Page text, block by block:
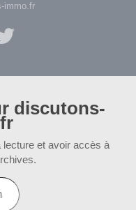
immo.fr
discutons-
et avoir accès à